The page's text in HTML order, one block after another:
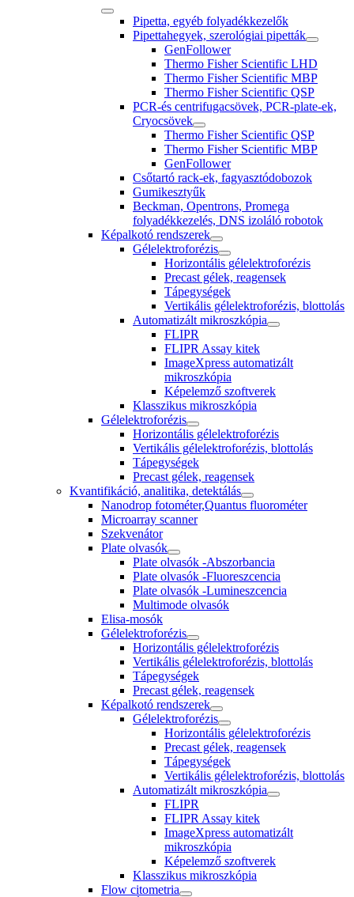
Pipetta, egyéb folyadékkezelők
Pipettahegyek, szerológiai pipetták
GenFollower
Thermo Fisher Scientific LHD
Thermo Fisher Scientific MBP
Thermo Fisher Scientific QSP
PCR-és centrifugacsövek, PCR-plate-ek,
Cryocsövek
Thermo Fisher Scientific QSP
Thermo Fisher Scientific MBP
GenFollower
Csőtartó rack-ek, fagyasztódobozok
Gumikesztyűk
Beckman, Opentrons, Promega
folyadékkezelés, DNS izoláló robotok
Képalkotó rendszerek
Gélelektroforézis
Horizontális gélelektroforézis
Precast gélek, reagensek
Tápegységek
Vertikális gélelektroforézis, blottolás
Automatizált mikroszkópia
FLIPR
FLIPR Assay kitek
ImageXpress automatizált
mikroszkópia
Képelemző szoftverek
Klasszikus mikroszkópia
Gélelektroforézis
Horizontális gélelektroforézis
Vertikális gélelektroforézis, blottolás
Tápegységek
Precast gélek, reagensek
Kvantifikáció, analitika, detektálás
Nanodrop fotométer,Quantus fluorométer
Microarray scanner
Szekvenátor
Plate olvasók
Plate olvasók -Abszorbancia
Plate olvasók -Fluoreszcencia
Plate olvasók -Lumineszcencia
Multimode olvasók
Elisa-mosók
Gélelektroforézis
Horizontális gélelektroforézis
Vertikális gélelektroforézis, blottolás
Tápegységek
Precast gélek, reagensek
Képalkotó rendszerek
Gélelektroforézis
Horizontális gélelektroforézis
Precast gélek, reagensek
Tápegységek
Vertikális gélelektroforézis, blottolás
Automatizált mikroszkópia
FLIPR
FLIPR Assay kitek
ImageXpress automatizált
mikroszkópia
Képelemző szoftverek
Klasszikus mikroszkópia
Flow citometria